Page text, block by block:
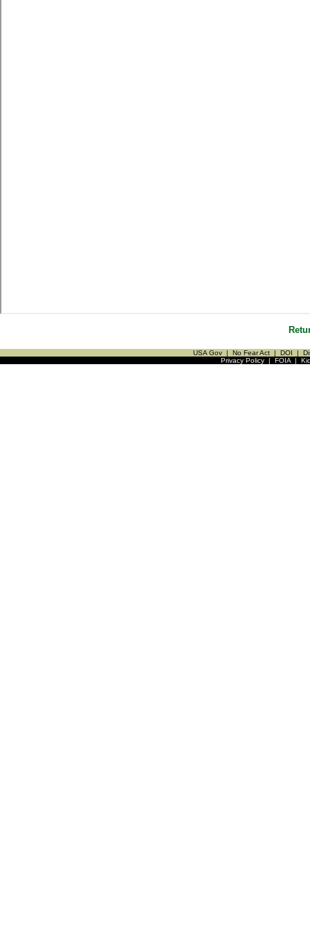
USA Gov | No Fear Act | DOI |
Privacy Policy| FOIA|